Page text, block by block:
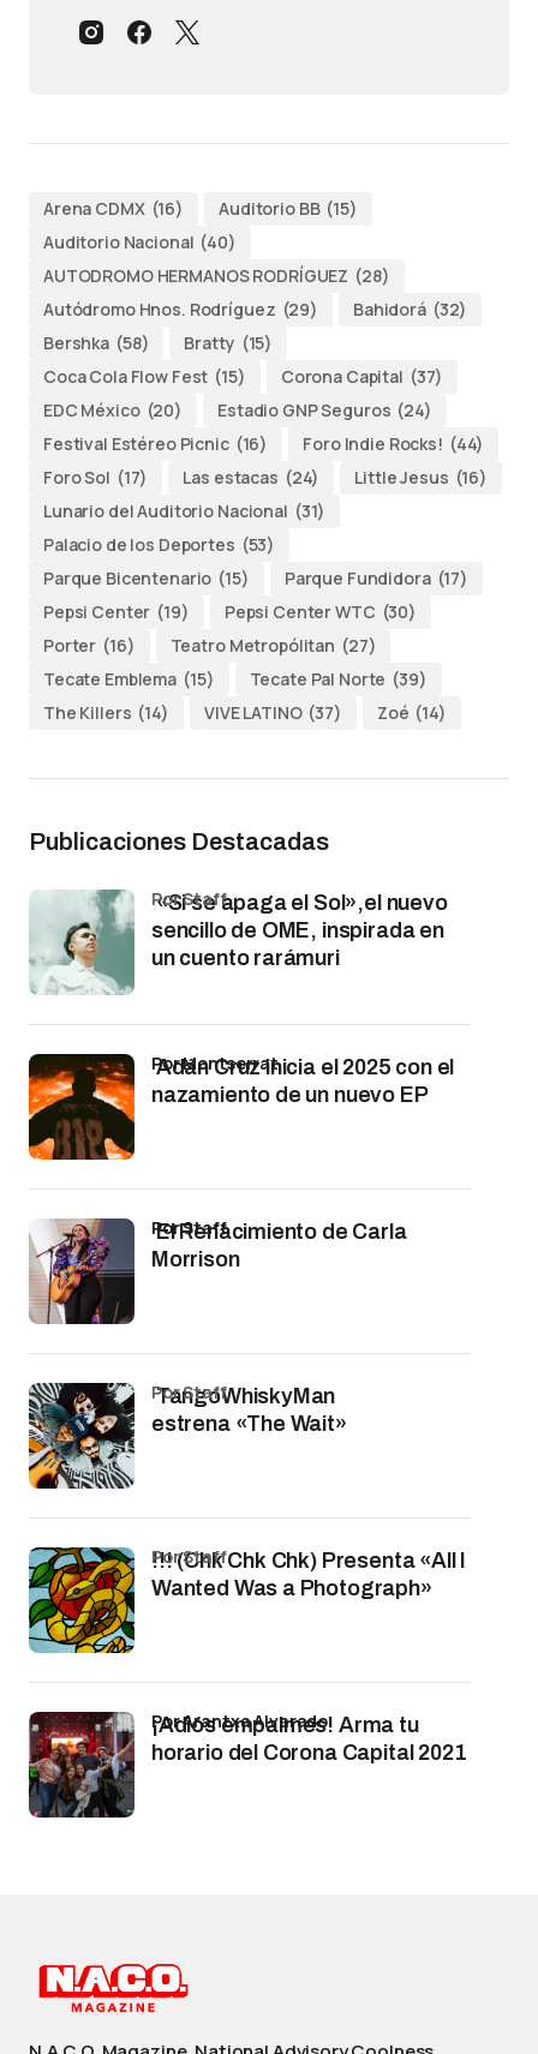
Arena CDMX (16) Auditorio BB (15)
Auditorio Nacional (40)
AUTODROMO HERMANOS RODRÍGUEZ (28)
Autódromo Hnos. Rodríguez (29) Bahidorá (32)
Bershka (58) Bratty (15)
Coca Cola Flow Fest (15) Corona Capital (37)
EDC México (20) Estadio GNP Seguros (24)
Festival Estéreo Picnic (16) Foro Indie Rocks! (44)
Foro Sol (17) Las estacas (24) Little Jesus (16)
Lunario del Auditorio Nacional (31)
Palacio de los Deportes (53)
Parque Bicentenario (15) Parque Fundidora (17)
Pepsi Center (19) Pepsi Center WTC (30)
Porter (16) Teatro Metropólitan (27)
Tecate Emblema (15) Tecate Pal Norte (39)
The Killers (14) VIVE LATINO (37) Zoé (14)
Publicaciones Destacadas
«Si se apaga el Sol»,el nuevo
sencillo de OME, inspirada en
un cuento rarámuri
por Staff
Adán Cruz inicia el 2025 con el
nazamiento de un nuevo EP
por Montserrat
El Renacimiento de Carla
Morrison
por Staff
TangoWhiskyMan
estrena «The Wait»
por Staff
!!! (Chk Chk Chk) Presenta «All I
Wanted Was a Photograph»
por Staff
¡Adiós empalmes! Arma tu
horario del Corona Capital 2021
por Arantxa Alvarado